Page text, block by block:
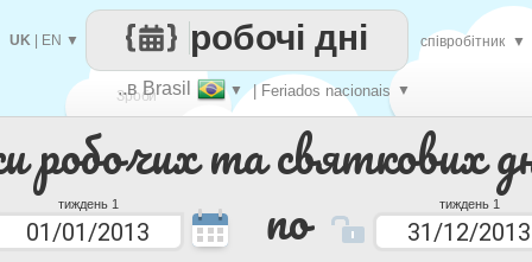
робочих та святкових
тиждень 1 по тиждень 1
Зроби
кожен
..в Brasil ▼ | Feriados nacionais ▼
робочі дні
UK EN ▼ співробітник ▼